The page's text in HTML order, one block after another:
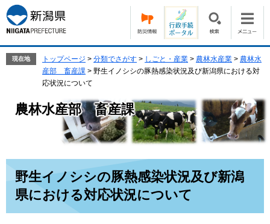
ー
ジ
の
ニ
ュ
ー
現在地 トップページ > 分類でさがす > しごと・産業 > 農林水産業 > 農林水
産部 畜産課 > 野生イノシシの豚熱感染状況及び新潟県における対
応状況について
農林水産部 畜産課
野生イノシシの豚熱感染状況及び新潟
県における対応状況について